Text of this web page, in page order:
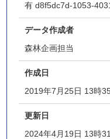
有 d8f5dc7d-1053-
データ作成者
森林企画担当
作成日
2019年7月25日 13時
更新日
2024年4月19日 13時